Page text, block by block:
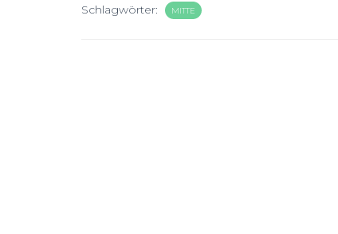
Schlagwörter: MITTE